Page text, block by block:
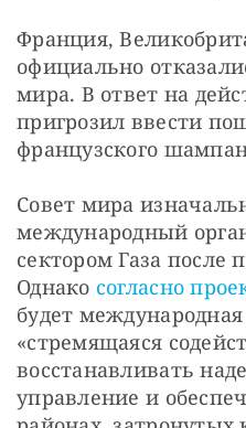
Франция,
официально
мира. В ответ на
пригрозил ввести
французского
Совет мира
международный
сектором Газа после
Однако согласно
будет
«стремящаяся
восстанавливать
управление и